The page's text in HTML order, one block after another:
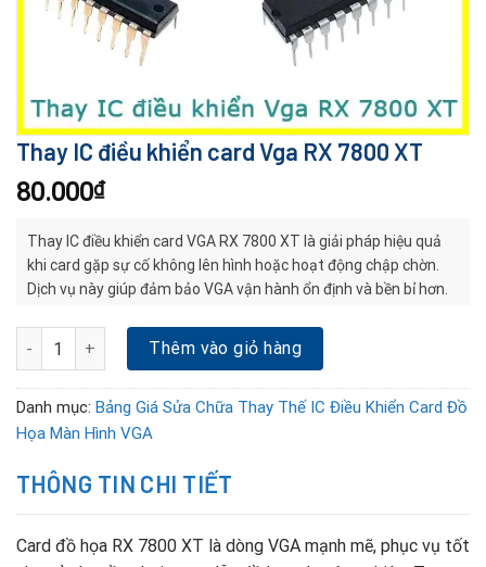
Thay IC điều khiển card Vga RX 7800 XT
80.000₫
Thay IC điều khiển card VGA RX 7800 XT là giải pháp hiệu quả
khi card gặp sự cố không lên hình hoặc hoạt động chập chờn.
Dịch vụ này giúp đảm bảo VGA vận hành ổn định và bền bỉ hơn.
Thay IC điều khiển card Vga RX 7800 XT số lượng
Thêm vào giỏ hàng
Danh mục: Bảng Giá Sửa Chữa Thay Thế IC Điều Khiển Card Đồ
Họa Màn Hình VGA
THÔNG TIN CHI TIẾT
Card đồ họa RX 7800 XT là dòng VGA mạnh mẽ, phục vụ tốt